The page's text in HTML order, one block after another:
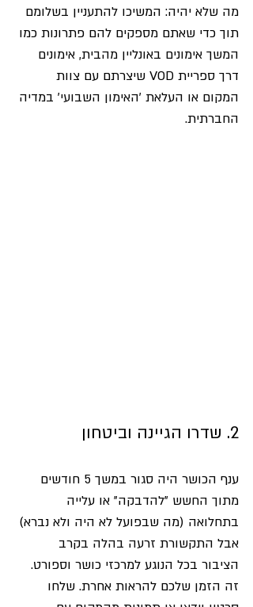
מה שלא יהיה: המשיכו להתעניין בשלומם
תוך כדי שאתם מספקים להם פתרונות כמו
המשך אימונים באונליין מהבית, אימונים
דרך ספריית VOD שיצרתם עם צוות
המקום או העלאת 'האימון השבועי' במדיה
החברתית.
2. שדרו הגיינה וביטחון
ענף הכושר היה סגור במשך 5 חודשים
מתוך החשש "להדבקה" או עלייה
בתחלואה (מה שבפועל לא היה ולא נברא)
אבל התקשורת זרעה בהלה בקרב
הציבור בכל הנוגע למרכזי כושר וספורט.
זה הזמן שלכם להראות אחרת. שלחו